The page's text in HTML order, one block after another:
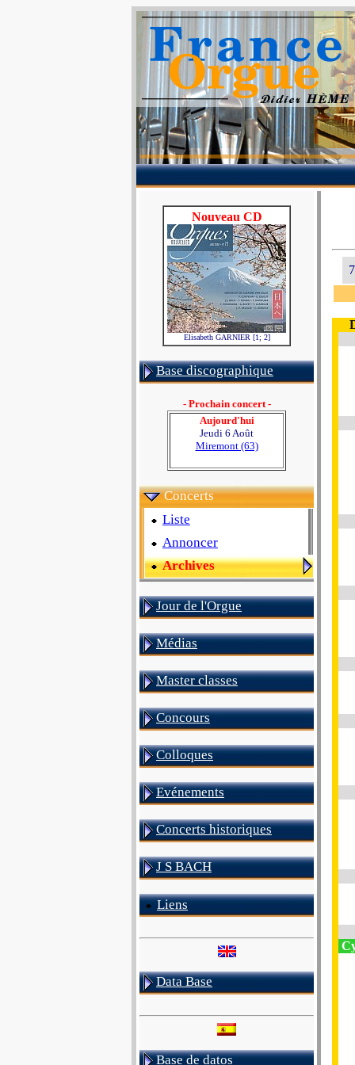
Nouveau CD
Elisabeth GARNIER [1; 2]
Base discographique
- Prochain concert -
Aujourd'hui
Jeudi 6 Août
Miremont (63)
Concerts
Liste
Annoncer
Archives
Jour de l'Orgue
Médias
Master classes
Concours
Colloques
Evénements
Concerts historiques
J S BACH
Liens
Data Base
Base de datos